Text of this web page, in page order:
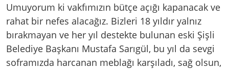
Umuyorum ki vakfımızın bütçe açığı kapanacak ve
rahat bir nefes alacağız. Bizleri 18 yıldır yalnız
bırakmayan ve her yıl destekte bulunan eski Şişli
Belediye Başkanı Mustafa Sarıgül, bu yıl da sevgi
soframızda harcanan meblağı karşıladı, sağ olsun,